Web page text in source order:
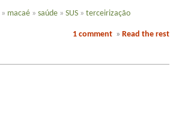
» macaé » saúde » SUS » terceirização
1 comment » Read the rest